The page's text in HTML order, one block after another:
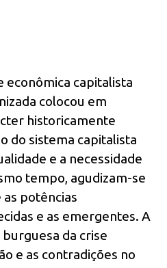
econômica capitalista
colocou em
historicamente
do sistema capitalista
e a necessidade
tempo, agudizam-se
potências
e as emergentes. A
da crise
e as contradições no